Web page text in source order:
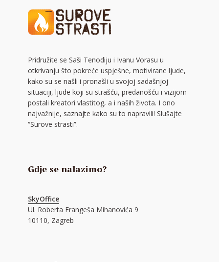
Pridružite se Saši Tenodiju i Ivanu Vorasu u
otkrivanju što pokreće uspješne, motivirane ljude,
kako su se našli i pronašli u svojoj sadašnjoj
situaciji, ljude koji su strašću, predanošću i vizijom
postali kreatori vlastitog, a i naših života. I ono
najvažnije, saznajte kako su to napravili! Slušajte
“Surove strasti”.
Gdje se nalazimo?
SkyOffice
Ul. Roberta Frangeša Mihanovića 9
10110, Zagreb